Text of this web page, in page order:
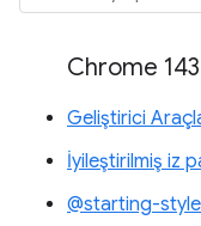
Chrome 143
Geliştirici
İyileştirilmiş iz
@starting-